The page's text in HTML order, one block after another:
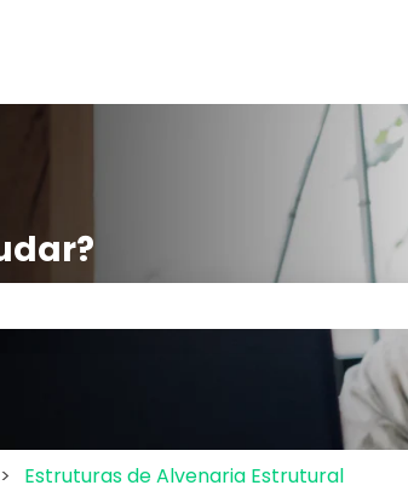
de pesquisa está em branco.
Estruturas de Alvenaria Estrutural